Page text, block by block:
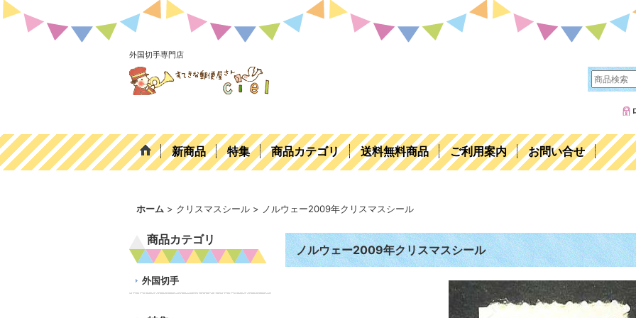
外国切手専門店
新商品 特集 商品カテゴリ 送料無料商品 ご利用案内 お問い合せ
ホーム > クリスマスシール > ノルウェー2009年クリスマスシール
商品カテゴリ
外国切手
ノルウェー2009年クリスマスシール